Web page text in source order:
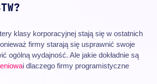
klasy korporacyjnej stają się w ostatnich
firmy starają się usprawnić swoje
ogólną wydajność. Ale jakie dokładnie są
i dlaczego firmy programistyczne